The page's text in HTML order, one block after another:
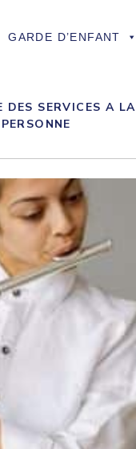
GARDE D’ENFANT
DES SERVICES A LA
PERSONNE